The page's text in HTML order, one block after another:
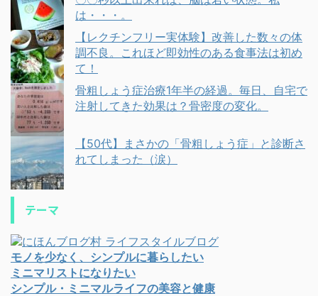
は・・・。
【レクチンフリー実体験】改善した数々の体
調不良。これほど即効性のある食事法は初め
て！
骨粗しょう症治療1年半の経過。毎日、自宅で
注射してきた効果は？骨密度の変化。
【50代】まさかの「骨粗しょう症」と診断さ
れてしまった（涙）
テーマ
モノを少なく、シンプルに暮らしたい
ミニマリストになりたい
シンプル・ミニマルライフの美容と健康